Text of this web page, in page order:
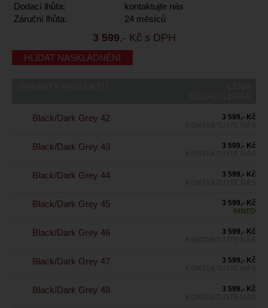
Dodací lhůta:
kontaktujte nás
Záruční lhůta:
24 měsíců
3 599,- Kč s DPH
HLÍDAT NASKLADNĚNÍ
Black/Dark Grey 42
3 599,- Kč
Black/Dark Grey 43
3 599,- Kč
Black/Dark Grey 44
3 599,- Kč
Black/Dark Grey 45
3 599,- Kč
IHNED
Black/Dark Grey 46
3 599,- Kč
Black/Dark Grey 47
3 599,- Kč
Black/Dark Grey 48
3 599,- Kč